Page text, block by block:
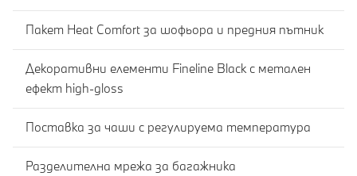
Пакет Heat Comfort за шофьора и предния пътник
Декоративни елементи Fineline Black с метален
ефект high-gloss
Поставка за чаши с регулируема температура
Разделителна мрежа за багажника